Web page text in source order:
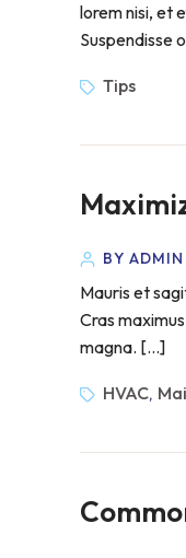
lorem nisi, et
Suspendisse
Tips
BY ADMIN
Mauris et
Cras
magna. […]
HVAC,